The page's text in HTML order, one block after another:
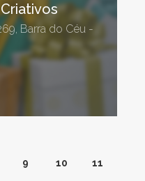
Barra do Céu -
9 10 11